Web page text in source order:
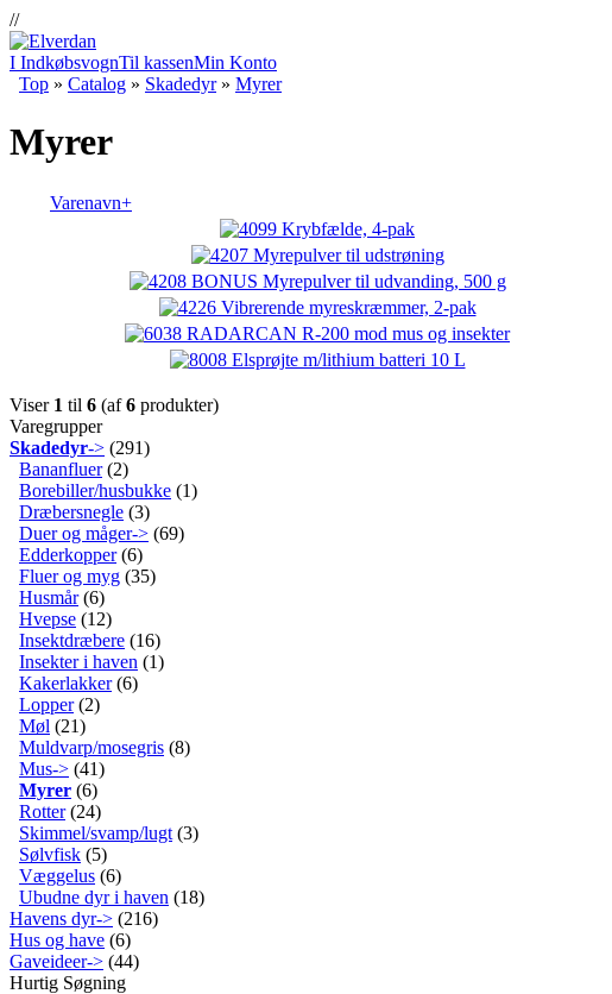
//
I IndkøbsvognTil kassenMin Konto
Top » Catalog » Skadedyr» Myrer
Myrer
Varenavn+
Viser 1 til 6 (af6 produkter)
Varegrupper
Skadedyr-> (291)
Bananfluer(2)
Borebiller/husbukke (1)
Dræbersnegle (3)
Duer og måger-> (69)
Edderkopper(6)
Fluer og myg (35)
Husmår(6)
Hvepse (12)
Insektdræbere (16)
Insekter i haven (1)
Kakerlakker(6)
Lopper(2)
Møl (21)
Muldvarp/mosegris (8)
Mus-> (41)
Myrer (6)
Rotter(24)
Skimmel/svamp/lugt (3)
Sølvfisk (5)
Væggelus (6)
Ubudne dyr i haven (18)
Havens dyr-> (216)
Hus og have (6)
Gaveideer-> (44)
Hurtig Søgning